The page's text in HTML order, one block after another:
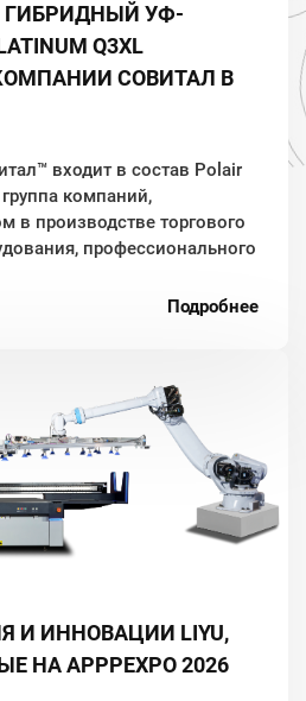
ГИБРИДНЫЙ УФ-
Q3XL
СОВИТАЛ В
входит в состав Polair
компаний,
в производстве торгового
профессионального
и кухни.
Подробнее
И ИННОВАЦИИ LIYU,
НА APPPEXPO 2026